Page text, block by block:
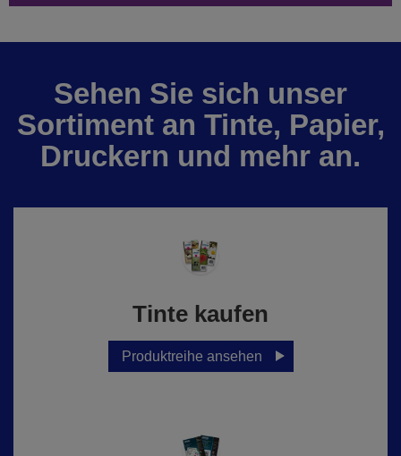
Sehen Sie sich unser
Sortiment an Tinte, Papier,
Druckern und mehr an.
Tinte kaufen
Produktreihe ansehen